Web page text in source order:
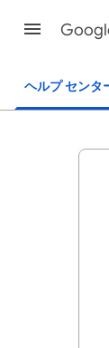
ヘルプ センタ